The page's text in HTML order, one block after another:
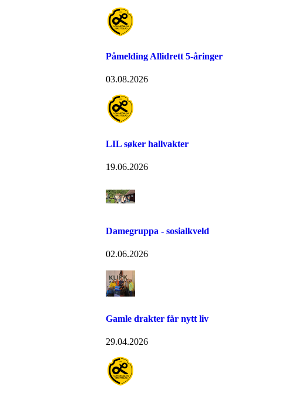
Påmelding Allidrett 5-åringer
03.08.2026
LIL søker hallvakter
19.06.2026
Damegruppa - sosialkveld
02.06.2026
Gamle drakter får nytt liv
29.04.2026